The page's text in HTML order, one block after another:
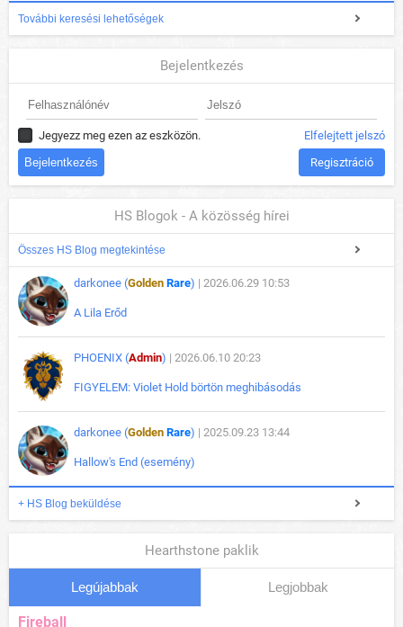
További keresési lehetőségek
Bejelentkezés
Jegyezz meg ezen az eszközön. Elfelejtett jelszó
Regisztráció
HS Blogok - A közösség hírei
Összes HS Blog megtekintése
darkonee (Golden Rare) | 2026.06.29 10:53
A Lila Erőd
PHOENIX (Admin) | 2026.06.10 20:23
FIGYELEM: Violet Hold börtön meghibásodás
darkonee (Golden Rare) | 2025.09.23 13:44
Hallow's End (esemény)
+ HS Blog beküldése
Hearthstone paklik
Legújabbak Legjobbak
Fireball